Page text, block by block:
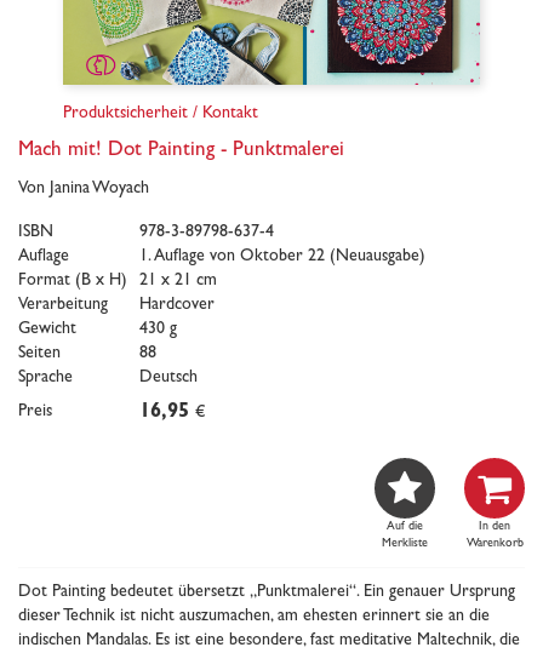
Produktsicherheit / Kontakt
Mach mit! Dot Painting - Punktmalerei
Von Janina Woyach
ISBN
978-3-89798-637-4
Auflage
1. Auflage von Oktober 22 (Neuausgabe)
Format (B x H)
21 x 21 cm
Verarbeitung
Hardcover
Gewicht
430 g
Seiten
88
Sprache
Deutsch
Preis
16,95 €

Auf die
Merkliste

In den
Warenkorb
Dot Painting bedeutet übersetzt „Punktmalerei“. Ein genauer Ursprung
dieser Technik ist nicht auszumachen, am ehesten erinnert sie an die
indischen Mandalas. Es ist eine besondere, fast meditative Maltechnik, die